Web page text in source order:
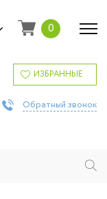
0
ИЗБРАННЫЕ
Обратный звонок